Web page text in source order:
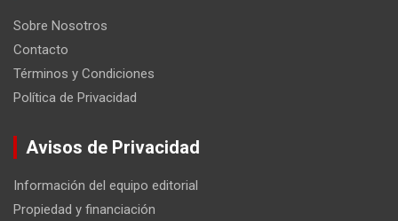
Sobre Nosotros
Contacto
Términos y Condiciones
Política de Privacidad
Avisos de Privacidad
Información del equipo editorial
Propiedad y financiación